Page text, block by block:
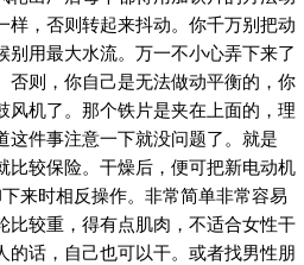
样，否则转起来抖动。你千万别把动
别用最大水流。万一不小心弄下来了
否则，你自己是无法做动平衡的，你
风机了。那个铁片是夹在上面的，理
这件事注意一下就没问题了。就是
比较保险。干燥后，便可把新电动机
来时相反操作。非常简单非常容易
比较重，得有点肌肉，不适合女性干
的话，自己也可以干。或者找男性朋